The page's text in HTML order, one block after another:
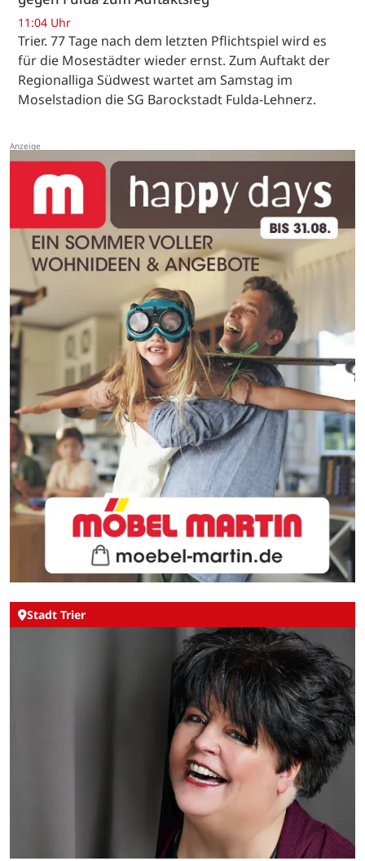
11:04 Uhr
Trier. 77 Tage nach dem letzten Pflichtspiel wird es
für die Mosestädter wieder ernst. Zum Auftakt der
Regionalliga Südwest wartet am Samstag im
Moselstadion die SG Barockstadt Fulda-Lehnerz.
Stadt Trier